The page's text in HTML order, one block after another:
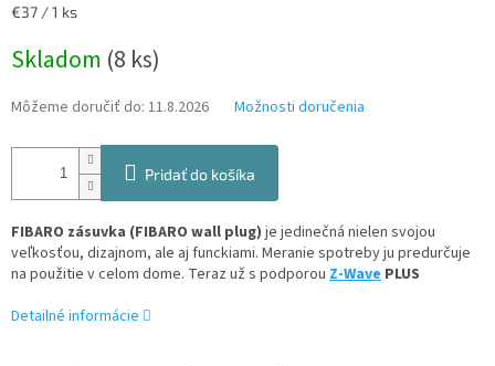
Jednotková
€37 / 1 ks
Skladom (8 ks)
Môžeme doručiť do: 11.8.2026 Možnosti doručenia
Pridať do košíka
FIBARO zásuvka (FIBARO wall plug) je jedinečná nielen svojou
veľkosťou, dizajnom, ale aj funckiami. Meranie spotreby ju predurčuje
na použitie v celom dome. Teraz už s podporou Z-Wave PLUS
Detailné informácie